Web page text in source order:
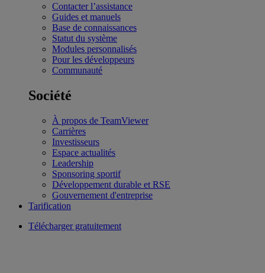
Contacter l’assistance
Guides et manuels
Base de connaissances
Statut du système
Modules personnalisés
Pour les développeurs
Communauté
Société
À propos de TeamViewer
Carrières
Investisseurs
Espace actualités
Leadership
Sponsoring sportif
Développement durable et RSE
Gouvernement d'entreprise
Tarification
Télécharger gratuitement